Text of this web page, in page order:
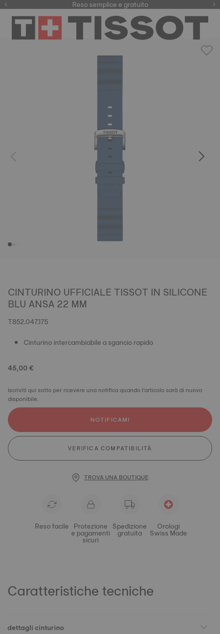
Reso semplice e gratuito
CINTURINO UFFICIALE TISSOT IN SILICONE
BLU ANSA 22 MM
T852.047.175
Cinturino intercambiabile a sgancio rapido
45,00 €
Iscriviti qui sotto per ricevere una notifica quando l'articolo sarà di nuovo
disponibile.
NOTIFICAMI
VERIFICA COMPATIBILITÀ
TROVA UNA BOUTIQUE
Reso facile Protezione
e pagamenti
sicuri
Spedizione
gratuita
Orologi
Swiss Made
Caratteristiche tecniche
dettagli cinturino